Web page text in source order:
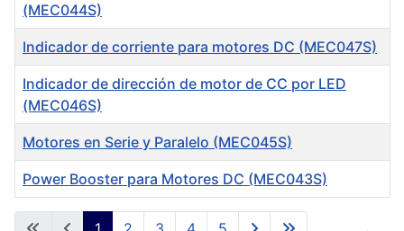
Articles
(MEC044S)
Indicador de corriente para motores DC (MEC047S)
Indicador de dirección de motor de CC por LED
(MEC046S)
Motores en Serie y Paralelo (MEC045S)
Power Booster para Motores DC (MEC043S)